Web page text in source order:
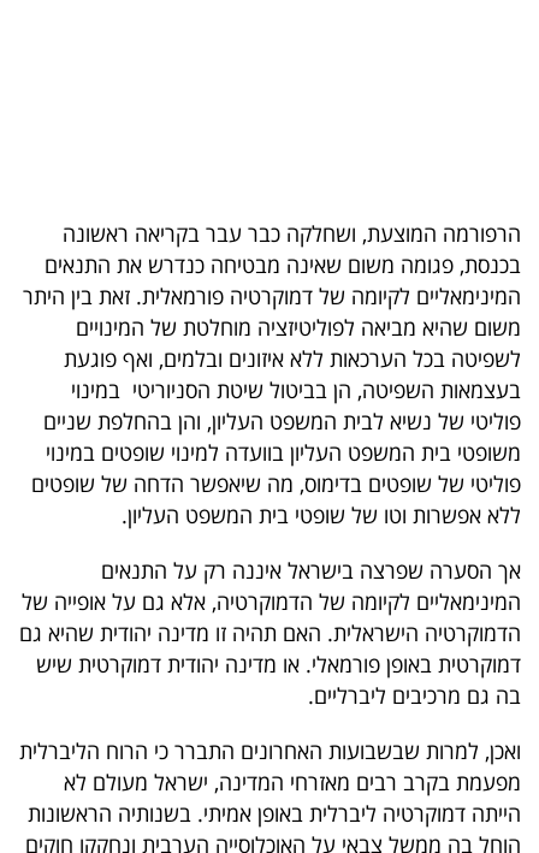
40
UNDER
40
שיתופי
פעולה
דרושים
ניוזלטרים
אדום
הרפורמה המוצעת, ושחלקה כבר עבר בקריאה ראשונה
בכנסת, פגומה משום שאינה מבטיחה כנדרש את התנאים
המינימאליים לקיומה של דמוקרטיה פורמאלית. זאת בין היתר
משום שהיא מביאה לפוליטיזציה מוחלטת של המינויים
לשפיטה בכל הערכאות ללא איזונים ובלמים, ואף פוגעת
בעצמאות השפיטה, הן בביטול שיטת הסניוריטי במינוי
פוליטי של נשיא לבית המשפט העליון, והן בהחלפת שניים
משופטי בית המשפט העליון בוועדה למינוי שופטים במינוי
פוליטי של שופטים בדימוס, מה שיאפשר הדחה של שופטים
ללא אפשרות וטו של שופטי בית המשפט העליון.
אך הסערה שפרצה בישראל איננה רק על התנאים
המינימאליים לקיומה של הדמוקרטיה, אלא גם על אופייה של
הדמוקרטיה הישראלית. האם תהיה זו מדינה יהודית שהיא גם
דמוקרטית באופן פורמאלי. או מדינה יהודית דמוקרטית שיש
בה גם מרכיבים ליברליים.
ואכן, למרות שבשבועות האחרונים התברר כי הרוח הליברלית
מפעמת בקרב רבים מאזרחי המדינה, ישראל מעולם לא
הייתה דמוקרטיה ליברלית באופן אמיתי. בשנותיה הראשונות
הוחל בה ממשל צבאי על האוכלוסייה הערבית ונחקקו חוקים